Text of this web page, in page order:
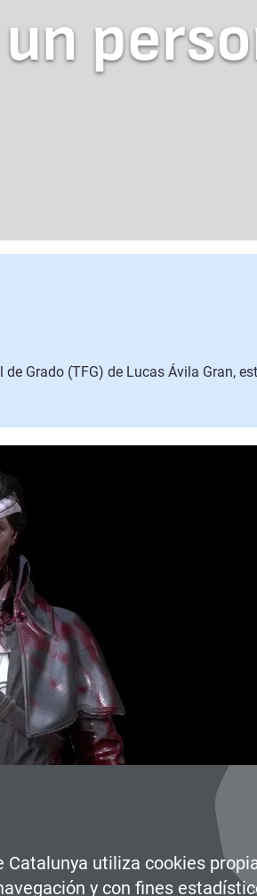
utiliza cookies
y con fines
Grado (TFG) de Lucas Ávila Gran,